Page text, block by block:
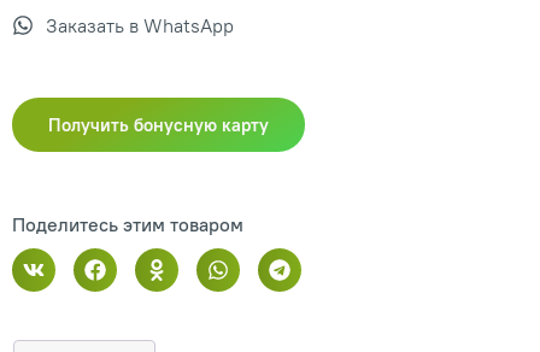
Заказать в WhatsApp
Получить бонусную карту
Поделитесь этим товаром